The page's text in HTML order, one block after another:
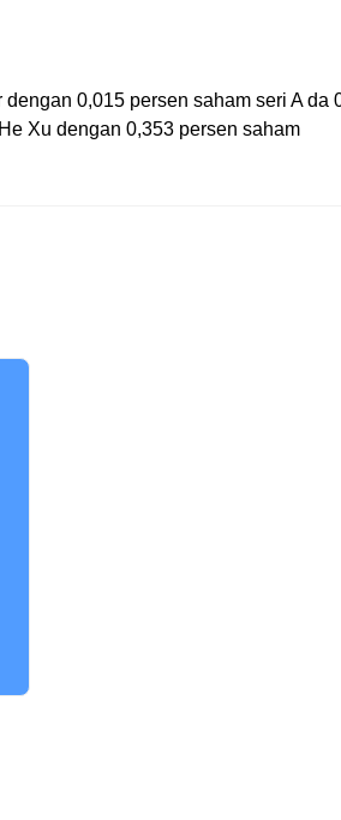
0,015 persen saham seri A da
Xu dengan 0,353 persen saham